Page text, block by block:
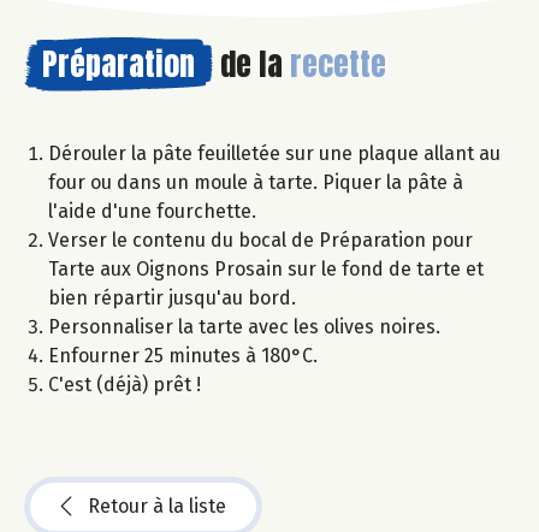
Préparation de la recette
Dérouler la pâte feuilletée sur une plaque allant au
four ou dans un moule à tarte. Piquer la pâte à
l'aide d'une fourchette.
Verser le contenu du bocal de Préparation pour
Tarte aux Oignons Prosain sur le fond de tarte et
bien répartir jusqu'au bord.
Personnaliser la tarte avec les olives noires.
Enfourner 25 minutes à 180°C.
C'est (déjà) prêt !
Retour à la liste